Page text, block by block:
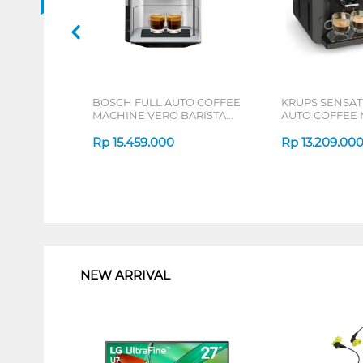
BOSCH FULL AUTO COFFEE
MACHINE VERO BARISTA
Rp 15.459.000
KRUPS
AUTO COFFEE
Rp 13.209.000
NEW ARRIVAL